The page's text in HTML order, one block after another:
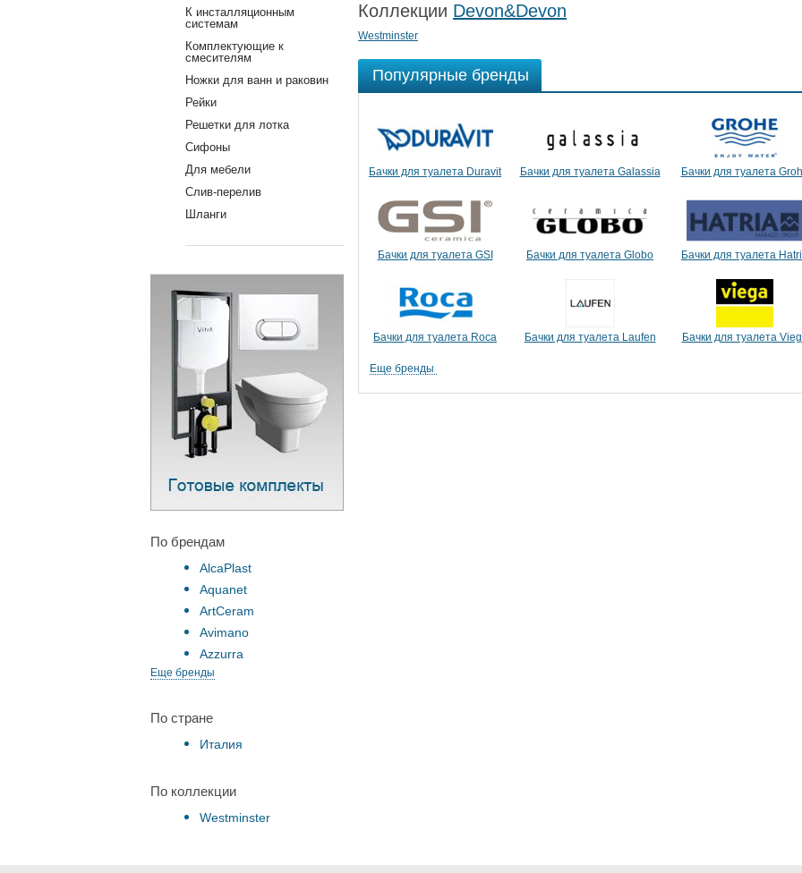
К инсталляционным
системам
Комплектующие к
смесителям
Ножки для ванн и раковин
Рейки
Решетки для лотка
Сифоны
Для мебели
Слив-перелив
Шланги
По брендам
AlcaPlast
Aquanet
ArtCeram
Avimano
Azzurra
Еще бренды
По стране
Италия
По коллекции
Westminster
Коллекции Devon&Devon
Westminster
Популярные бренды
Бачки для туалета Duravit Бачки для туалета Galassia Бачки для туалета
Бачки для туалета GSI Бачки для туалета Globo Бачки для туалета
Бачки для туалета Roca Бачки для туалета Laufen Бачки для туалета
Еще бренды